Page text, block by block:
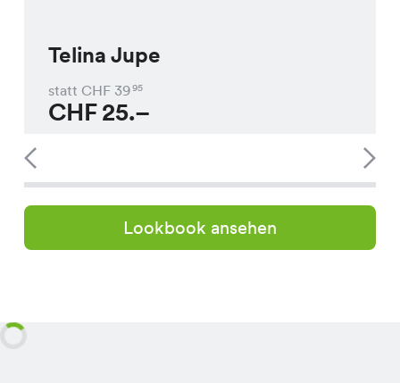
Telina Jupe
statt CHF 3995
CHF25.–
Lookbook ansehen